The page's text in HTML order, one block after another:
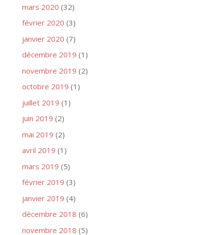
mars 2020 (32)
février 2020 (3)
janvier 2020 (7)
décembre 2019 (1)
novembre 2019 (2)
octobre 2019 (1)
juillet 2019 (1)
juin 2019 (2)
mai 2019 (2)
avril 2019 (1)
mars 2019 (5)
février 2019 (3)
janvier 2019 (4)
décembre 2018 (6)
novembre 2018 (5)